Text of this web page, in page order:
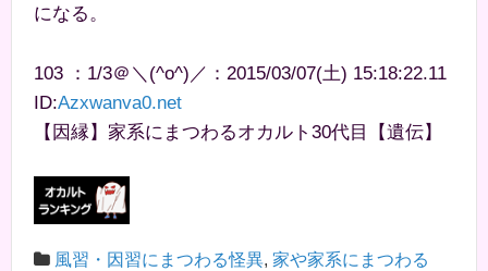
になる。
103 ：1/3＠＼(^o^)／：2015/03/07(土) 15:18:22.11
ID:Azxwanva0.net
【因縁】家系にまつわるオカルト30代目【遺伝】
風習・因習にまつわる怪異, 家や家系にまつわる